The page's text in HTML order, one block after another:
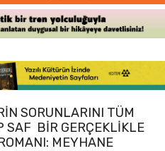
SORUNLARINI TÜM
SAF BIR GERÇEKLIKLE
MEYHANE